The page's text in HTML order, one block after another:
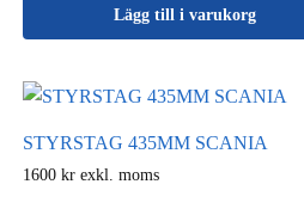
Lägg till i varukorg
STYRSTAG 435MM SCANIA
1600 kr exkl. moms